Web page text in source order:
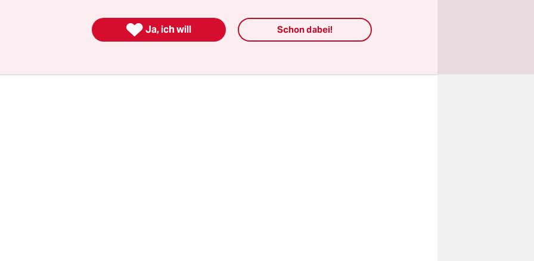
wie Dubai und Doha.
 Ja, ich will Schon dabei!